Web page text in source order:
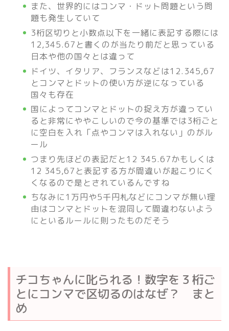
また、世界的にはコンマ・ドット問題という問
題も発生していて
3桁区切りと小数点以下を一緒に表記する際には
12,345.67と書くのが当たり前だと思っている
日本や他の国々とは違って
ドイツ、イタリア、フランスなどは12.345,67
とコンマとドットの使い方が逆になっている
国々も存在
国によってコンマとドットの捉え方が違ってい
ると非常にややこしいので今の基準では3桁ごと
に空白を入れ「点やコンマは入れない」のがル
ール
つまり先ほどの表記だと12 345.67かもしくは
12 345,67と表記する方が間違いが起こりにく
くなるので是とされているんですね
ちなみに1万円や5千円札などにコンマが無い理
由はコンマとドットを混同して間違わないよう
にといるルールに則ったものだそう
チコちゃんに叱られる！数字を３桁ご
とにコンマで区切るのはなぜ？ まと
め